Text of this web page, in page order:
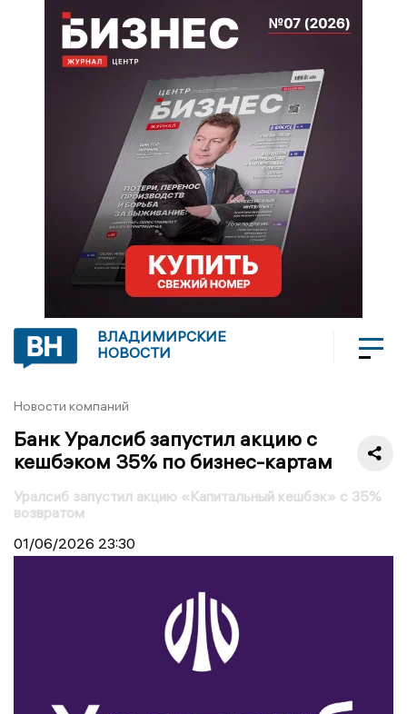
ВЛАДИМИРСКИЕ
НОВОСТИ
Новости компаний
Банк Уралсиб запустил акцию с
кешбэком 35% по бизнес-картам
Уралсиб запустил акцию «Капитальный кешбэк» с 35%
возвратом
01/06/2026 23:30